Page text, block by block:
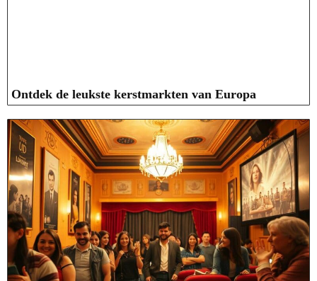
Ontdek de leukste kerstmarkten van Europa